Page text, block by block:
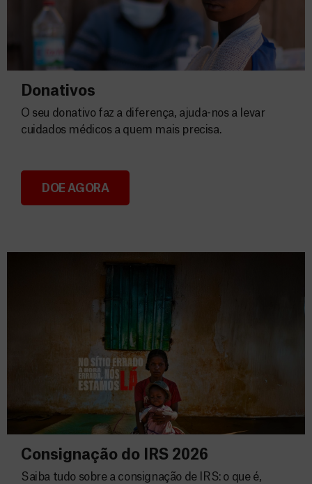
Donativos
Donativos
O seu donativo faz a diferença, ajuda-nos a levar
cuidados médicos a quem mais precisa.
DOE AGORA
Consignação do IRS 2026
Saiba tudo sobre a consignação de IRS: o que é,